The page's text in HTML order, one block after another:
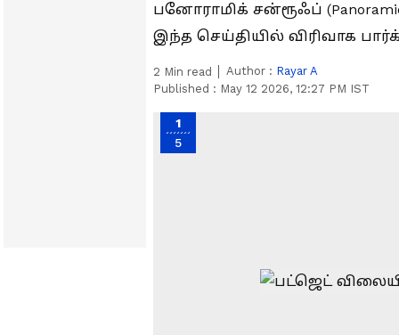
பனோராமிக் சன்ரூஃப்
இந்த செய்தியில் விரிவாக
2 Min read Author : Rayar A
Published : May 12 2026, 12:27 PM IST
1
5